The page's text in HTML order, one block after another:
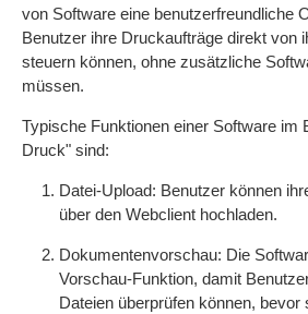
von Software eine benutzerfreundliche
Benutzer ihre Druckaufträge direkt von
steuern können, ohne zusätzliche
müssen.
Typische Funktionen einer Software im
Druck" sind:
Datei-Upload: Benutzer können
über den Webclient hochladen.
Dokumentenvorschau: Die
Vorschau-Funktion, damit
Dateien überprüfen können,